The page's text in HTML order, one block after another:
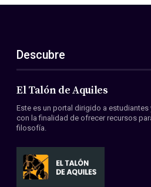
ES
EN
Acerca de nosotros
Miembros
Convenios
Descubre
El Talón de Aquiles
Este es un portal dirigido a
con la finalidad de ofrecer recursos
filosofía.